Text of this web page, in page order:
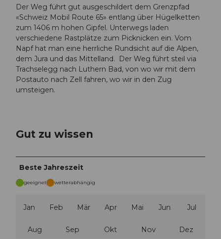
Der Weg führt gut ausgeschildert dem Grenzpfad
«Schweiz Mobil Route 65» entlang über Hügelketten
zum 1406 m hohen Gipfel. Unterwegs laden
verschiedene Rastplätze zum Picknicken ein. Vom
Napf hat man eine herrliche Rundsicht auf die Alpen,
dem Jura und das Mittelland. Der Weg führt steil via
Trachselegg nach Luthern Bad, von wo wir mit dem
Postauto nach Zell fahren, wo wir in den Zug
umsteigen.
Gut zu wissen
Beste Jahreszeit
geeignet wetterabhängig
Jan Feb Mär Apr Mai Jun Jul
Aug Sep Okt Nov Dez